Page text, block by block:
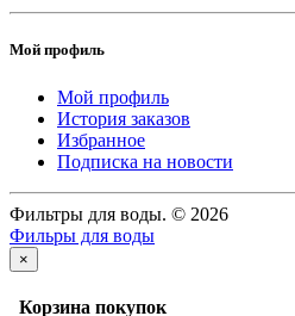
Мой профиль
Мой профиль
История заказов
Избранное
Подписка на новости
Фильтры для воды. © 2026
Фильры для воды
×
Корзина покупок